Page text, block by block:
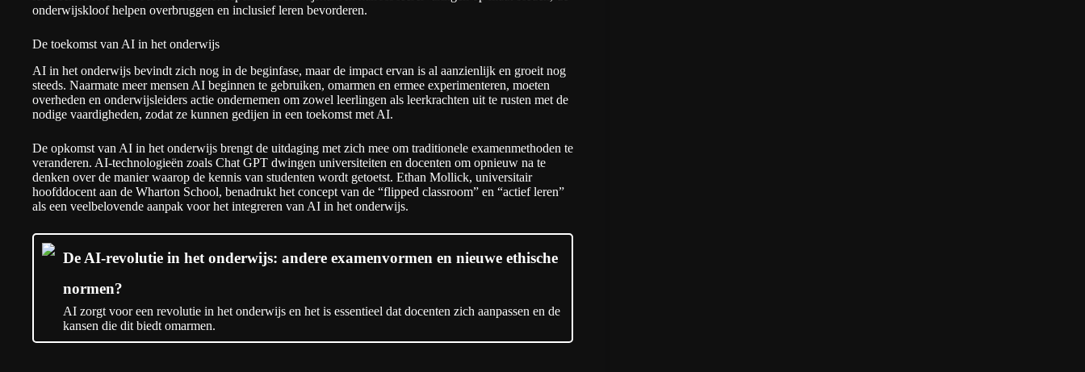
onderwijskloof helpen overbruggen en inclusief leren bevorderen.
De toekomst van AI in het onderwijs
AI in het onderwijs bevindt zich nog in de beginfase, maar de impact ervan is al aanzienlijk en groeit nog
steeds. Naarmate meer mensen AI beginnen te gebruiken, omarmen en ermee experimenteren, moeten
overheden en onderwijsleiders actie ondernemen om zowel leerlingen als leerkrachten uit te rusten met de
nodige vaardigheden, zodat ze kunnen gedijen in een toekomst met AI.
De opkomst van AI in het onderwijs brengt de uitdaging met zich mee om traditionele examenmethoden te
veranderen. AI-technologieën zoals Chat GPT dwingen universiteiten en docenten om opnieuw na te
denken over de manier waarop de kennis van studenten wordt getoetst. Ethan Mollick, universitair
hoofddocent aan de Wharton School, benadrukt het concept van de “flipped classroom” en “actief leren”
als een veelbelovende aanpak voor het integreren van AI in het onderwijs.
De AI-revolutie in het onderwijs: andere examenvormen en nieuwe ethische
normen?
AI zorgt voor een revolutie in het onderwijs en het is essentieel dat docenten zich aanpassen en de
kansen die dit biedt omarmen.